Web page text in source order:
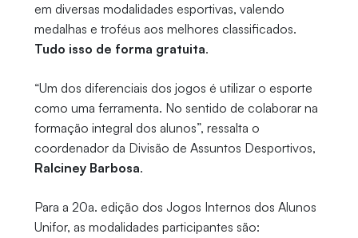
em diversas modalidades esportivas, valendo
medalhas e troféus aos melhores classificados.
Tudo isso de forma gratuita.
“Um dos diferenciais dos jogos é utilizar o esporte
como uma ferramenta. No sentido de colaborar na
formação integral dos alunos”, ressalta o
coordenador da Divisão de Assuntos Desportivos,
Ralciney Barbosa.
Para a 20a. edição dos Jogos Internos dos Alunos
Unifor, as modalidades participantes são: